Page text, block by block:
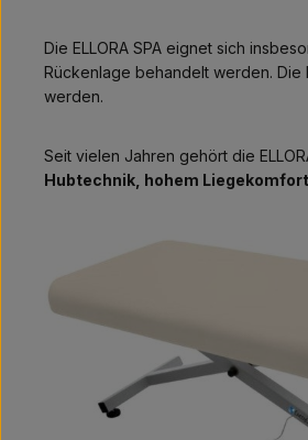
Die ELLORA SPA eignet sich
Rückenlage behandelt werden.
werden.
Seit vielen Jahren gehört die
Hubtechnik, hohem